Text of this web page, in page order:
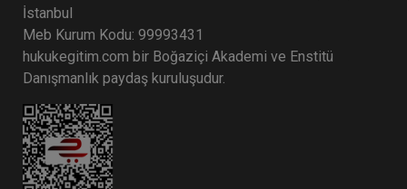
İstanbul
Meb Kurum Kodu: 99993431
hukukegitim.com bir Boğaziçi Akademi ve Enstitü
Danışmanlık paydaş kuruluşudur.